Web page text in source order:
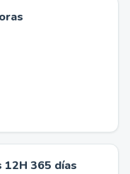
12H 365 días